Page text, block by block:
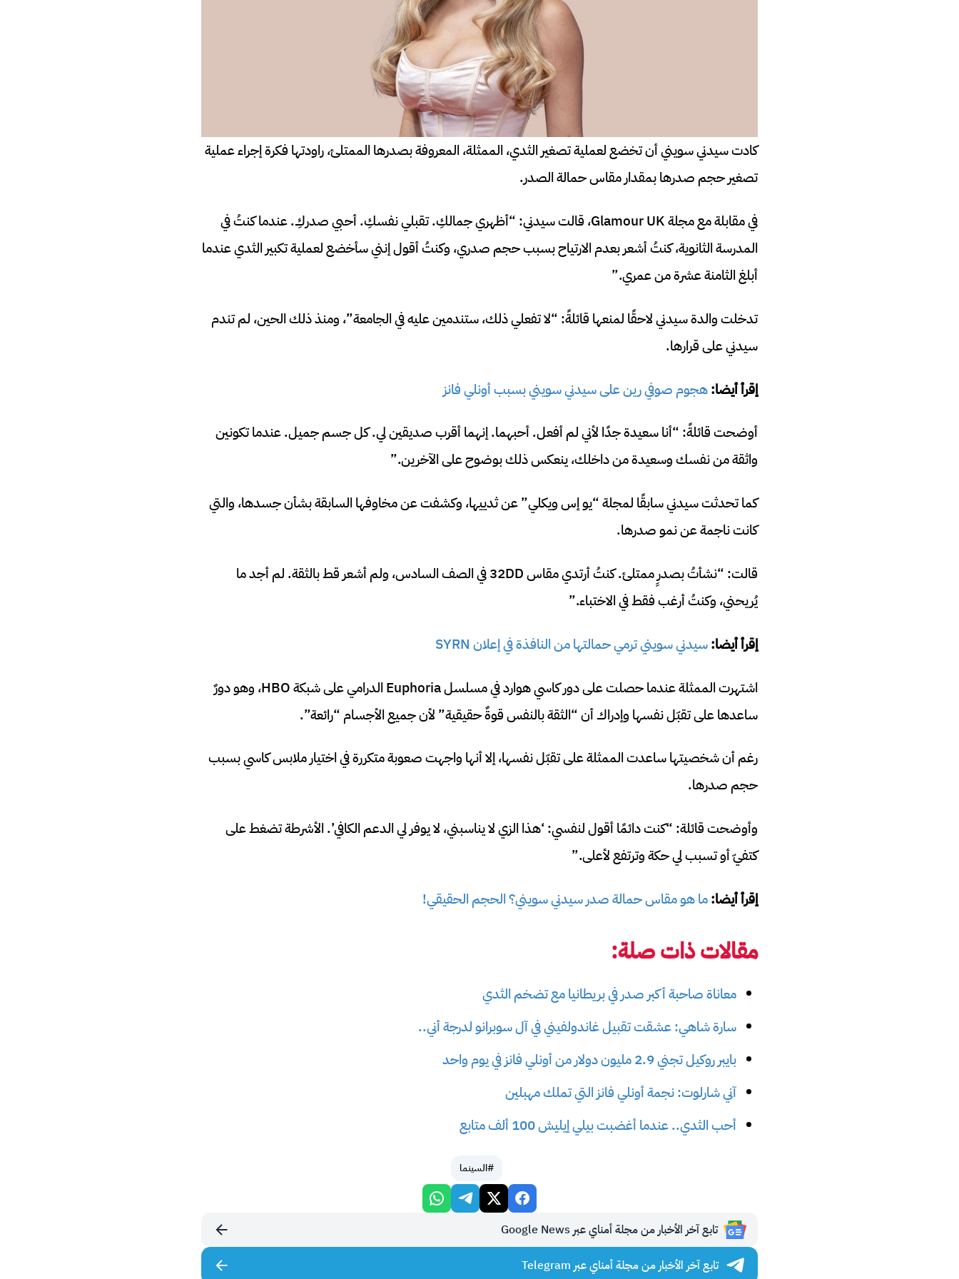
كادت سيدني سويني أن تخضع لعملية تصغير الثدي، الممثلة، المعروفة بصدرها الممتلئ، راودتها فكرة إجراء عملية
تصغير حجم صدرها بمقدار مقاس حمالة الصدر.
في مقابلة مع مجلة Glamour UK، قالت سيدني: “أظهري جمالكِ. تقبلي نفسكِ. أحبي صدركِ. عندما كنتُ في
المدرسة الثانوية، كنتُ أشعر بعدم الارتياح بسبب حجم صدري، وكنتُ أقول إنني سأخضع لعملية تكبير الثدي عندما
أبلغ الثامنة عشرة من عمري.”
تدخلت والدة سيدني لاحقًا لمنعها قائلةً: “لا تفعلي ذلك، ستندمين عليه في الجامعة”، ومنذ ذلك الحين، لم تندم
سيدني على قرارها.
إقرأ أيضا:هجوم صوفي رين على سيدني سويني بسبب أونلي فانز
أوضحت قائلةً: “أنا سعيدة جدًا لأني لم أفعل. أحبهما. إنهما أقرب صديقين لي. كل جسم جميل. عندما تكونين
واثقة من نفسك وسعيدة من داخلك، ينعكس ذلك بوضوح على الآخرين.”
كما تحدثت سيدني سابقًا لمجلة “يو إس ويكلي” عن ثدييها، وكشفت عن مخاوفها السابقة بشأن جسدها، والتي
كانت ناجمة عن نمو صدرها.
قالت: “نشأتُ بصدرٍ ممتلئ. كنتُ أرتدي مقاس 32DD في الصف السادس، ولم أشعر قط بالثقة. لم أجد ما
يُريحني، وكنتُ أرغب فقط في الاختباء.”
إقرأ أيضا:سيدني سويني ترمي حمالتها من النافذة في إعلان SYRN
اشتهرت الممثلة عندما حصلت على دور كاسي هوارد في مسلسل Euphoria الدرامي على شبكة HBO، وهو دورٌ
ساعدها على تقبّل نفسها وإدراك أن “الثقة بالنفس قوةٌ حقيقية” لأن جميع الأجسام “رائعة”.
رغم أن شخصيتها ساعدت الممثلة على تقبّل نفسها، إلا أنها واجهت صعوبة متكررة في اختيار ملابس كاسي بسبب
حجم صدرها.
وأوضحت قائلة: “كنت دائمًا أقول لنفسي: ‘هذا الزي لا يناسبني، لا يوفر لي الدعم الكافي’. الأشرطة تضغط على
كتفيّ أو تسبب لي حكة وترتفع لأعلى.”
إقرأ أيضا:ما هو مقاس حمالة صدر سيدني سويني؟ الحجم الحقيقي!
مقالات ذات صلة:
معاناة صاحبة أكبر صدر في بريطانيا مع تضخم الثدي
سارة شاهي: عشقت تقبيل غاندولفيني في آل سوبرانو لدرجة أني..
بايبر روكيل تجني 2.9 مليون دولار من أونلي فانز في يوم واحد
آني شارلوت: نجمة أونلي فانز التي تملك مهبلين
أحب الثدي.. عندما أغضبت بيلي إيليش 100 ألف متابع
#السينما
تابع آخر الأخبار من مجلة أمناي عبر Google News
تابع آخر الأخبار من مجلة أمناي عبر Telegram